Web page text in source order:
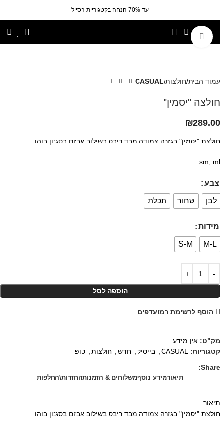
עד 70% הנחה בקטגוריית הסייל
לחצי להגדלה
עמוד הבית חולצות CASUAL
חולצה "יסמין"
₪289.00
חולצת "יסמין" בגזרה צמודה מבד ריבס בשילוב אבזם בסגנון בוהו.
sm, ml.
צבע
לבן שחור תכלת
מידות
M-L
S-M
הוספה לסל
הוסף לרשימת המועדפים
מק"ט: אין מידע
קטגוריות:
CASUAL בייסיק חדש חולצות
טופ
Share:
תיאורמידע נוסףמשלוחים & הזמנותהחזרות\החלפות
תיאור
חולצת "יסמין" בגזרה צמודה מבד ריבס בשילוב אבזם בסגנון בוהו.